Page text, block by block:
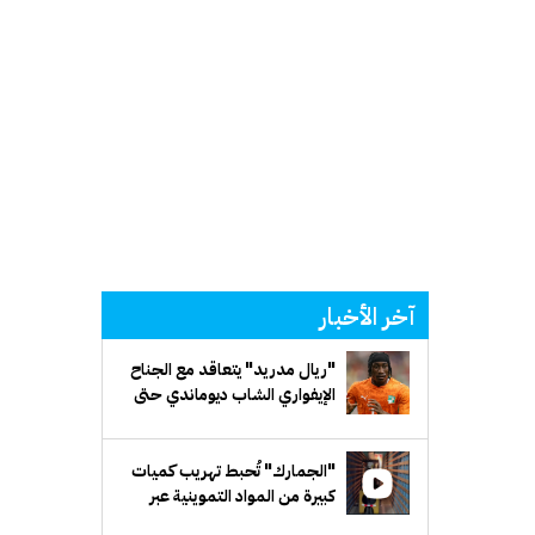
آخر الأخبار
"ريال مدريد" يتعاقد مع الجناح
الإيفواري الشاب ديوماندي حتى
"الجمارك" تُحبط تهريب كميات
كبيرة من المواد التموينية عبر